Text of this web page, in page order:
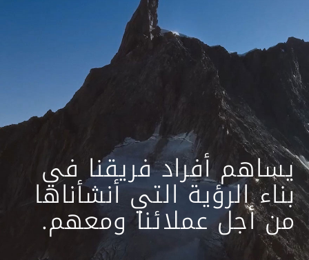
يساهم أفراد فريقنا في
بناء الرؤية التي أنشأناها
من أجل عملائنا ومعهم.